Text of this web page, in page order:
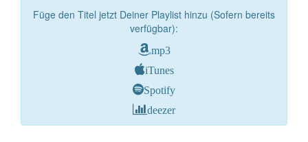
Füge den Titel jetzt Deiner Playlist hinzu (Sofern bereits
verfügbar):
mp3
iTunes
Spotify
deezer